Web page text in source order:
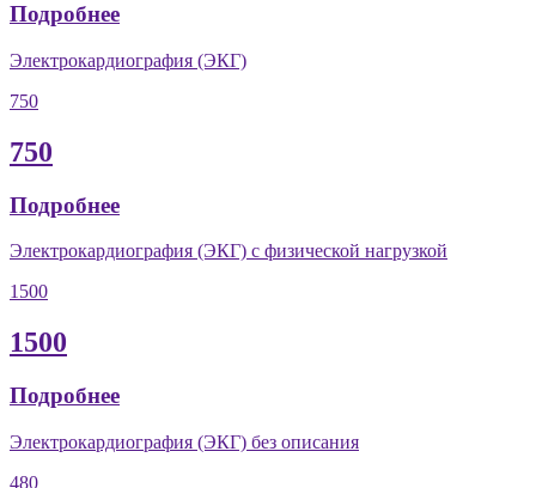
Подробнее
Электрокардиография (ЭКГ)
750
750
Подробнее
Электрокардиография (ЭКГ) с физической нагрузкой
1500
1500
Подробнее
Электрокардиография (ЭКГ) без описания
480